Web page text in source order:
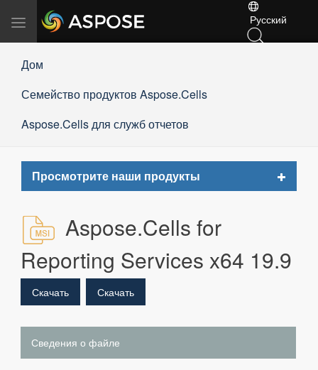
Переключить
навигацию
Русский
Дом
Семейство продуктов Aspose.Cells
Aspose.Cells для служб отчетов
Просмотрите наши продукты
Toggle
Aspose.Cells for
Reporting Services x64 19.9
Скачать Скачать
Сведения о файле